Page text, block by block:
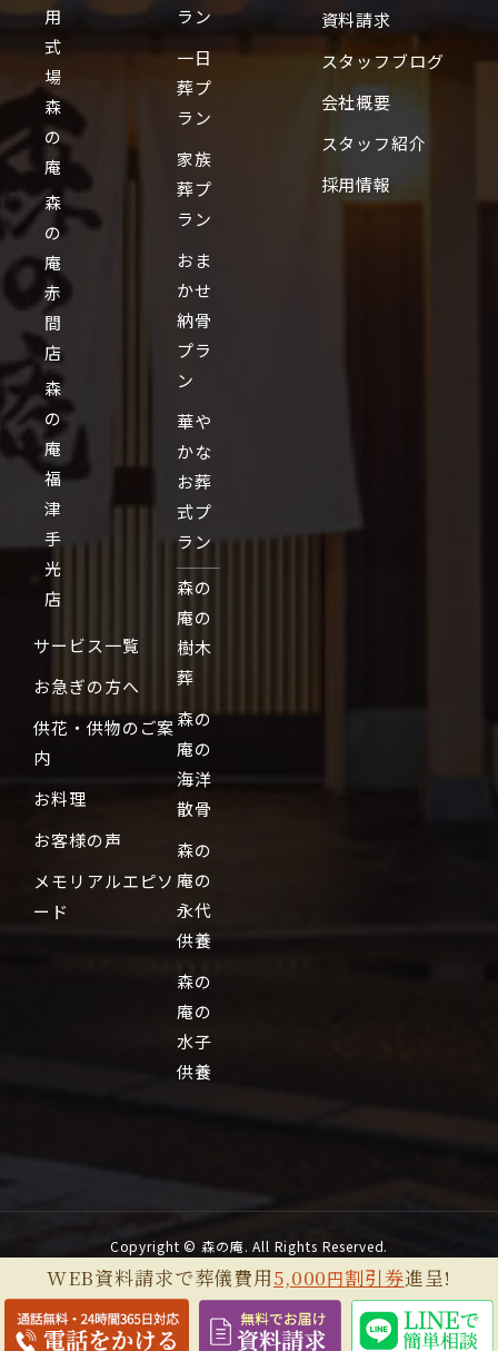
用
式
場
森
の
庵
森
の
庵
赤
間
店
森
の
庵
福
津
手
光
店
サービス一覧
お急ぎの方へ
供花・供物のご案
内
お料理
お客様の声
メモリアルエピソ
ード
ラン
一日
葬プ
ラン
家族
葬プ
ラン
おま
かせ
納骨
プラ
ン
華や
かな
お葬
式プ
ラン
森の
庵の
樹木
葬
森の
庵の
海洋
散骨
森の
庵の
永代
供養
森の
庵の
水子
供養
資料請求
スタッフブログ
会社概要
スタッフ紹介
採用情報
Copyright © 森の庵. All Rights Reserved.
WEB資料請求で葬儀費用5,000円割引券進呈!